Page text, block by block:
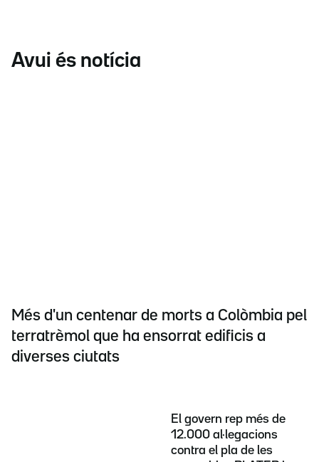
Avui és notícia
Més d'un centenar de morts a Colòmbia pel
terratrèmol que ha ensorrat edificis a
diverses ciutats
El govern rep més de
12.000 al·legacions
contra el pla de les